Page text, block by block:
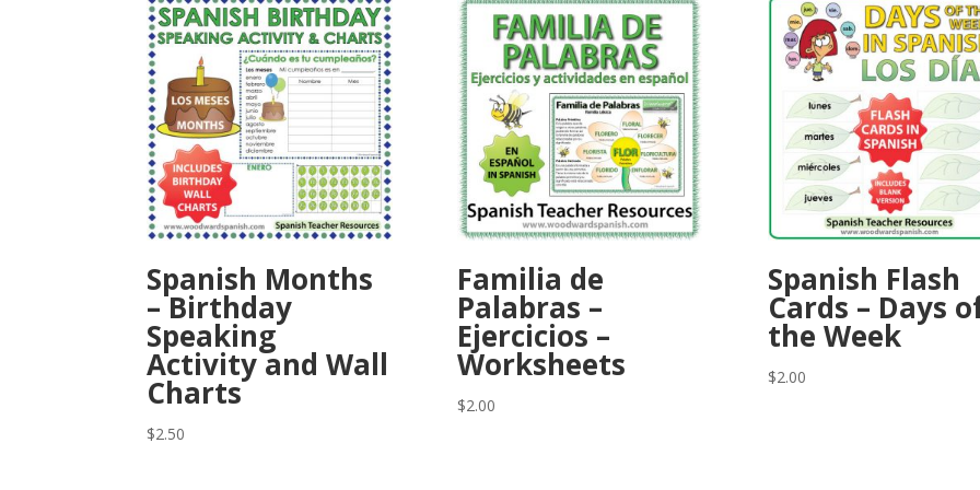
Spanish Months
– Birthday
Speaking
Activity and Wall
Charts
$2.50
Familia de
Palabras –
Ejercicios –
Worksheets
$2.00
Spanish Flash
Cards – Days
the Week
$2.00